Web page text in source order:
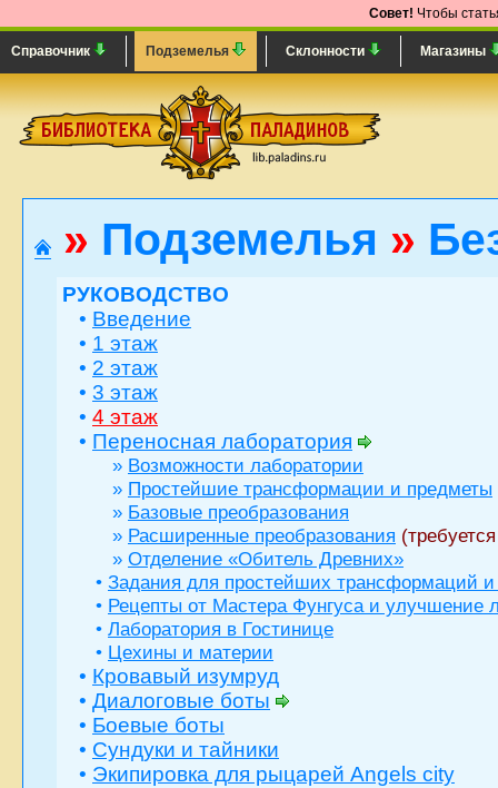
Совет! Чтобы
Справочник Подземелья Склонности Магазины
» Подземелья »
РУКОВОДСТВО
• Введение
• 1 этаж
• 2 этаж
• 3 этаж
• 4 этаж
• Переносная лаборатория
» Возможности лаборатории
» Простейшие трансформации и предметы
» Базовые преобразования
» Расширенные преобразования
» Отделение «Обитель Древних»
• Задания для простейших трансформаций и
• Рецепты от Мастера Фунгуса и улучшение
• Лаборатория в Гостинице
• Цехины и материи
• Кровавый изумруд
• Диалоговые боты
• Боевые боты
• Сундуки и тайники
• Экипировка для рыцарей Angels city